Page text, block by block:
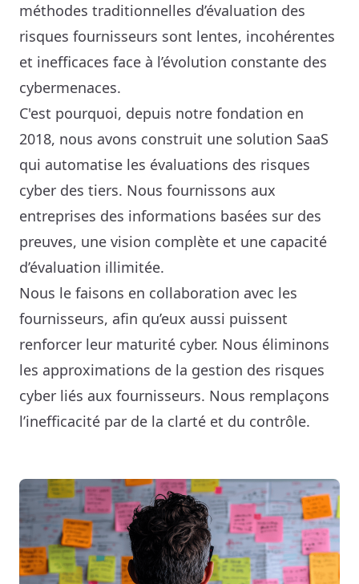
méthodes traditionnelles d’évaluation des
risques fournisseurs sont lentes, incohérentes
et inefficaces face à l’évolution constante des
cybermenaces.
C'est pourquoi, depuis notre fondation en
2018, nous avons construit une solution SaaS
qui automatise les évaluations des risques
cyber des tiers. Nous fournissons aux
entreprises des informations basées sur des
preuves, une vision complète et une capacité
d’évaluation illimitée.
Nous le faisons en collaboration avec les
fournisseurs, afin qu’eux aussi puissent
renforcer leur maturité cyber. Nous éliminons
les approximations de la gestion des risques
cyber liés aux fournisseurs. Nous remplaçons
l’inefficacité par de la clarté et du contrôle.